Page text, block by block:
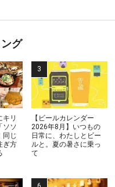
グ
キリ
ソソ
同じ
ぎ方
【ビールカレンダー
2026年8月】いつもの
日常に、わたしとビー
ルと。夏の暑さに乗っ
て